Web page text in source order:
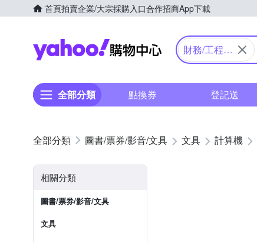
首頁拍賣企業/大宗採購入口合作招商App下載
Yahoo購物中心
財務/工程/
全部分類 點換券 登記送
圖書/票券/影音/文具 文具 計算機
相關分類
圖書/票券/影音/文具
文具